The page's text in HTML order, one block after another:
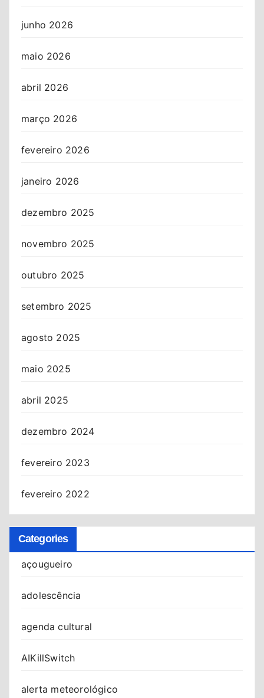
junho 2026
maio 2026
abril 2026
março 2026
fevereiro 2026
janeiro 2026
dezembro 2025
novembro 2025
outubro 2025
setembro 2025
agosto 2025
maio 2025
abril 2025
dezembro 2024
fevereiro 2023
fevereiro 2022
Categories
açougueiro
adolescência
agenda cultural
AIKillSwitch
alerta meteorológico